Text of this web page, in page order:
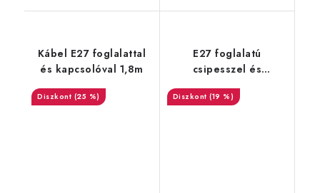
Kábel E27 foglalattal
és kapcsolóval 1,8m
(25 %)
E27 foglalatú
csipesszel és
(19 %)